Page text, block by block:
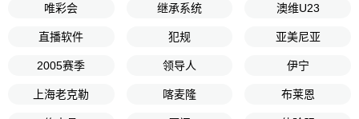
唯彩会 继承系统 澳维U23
直播软件 犯规 亚美尼亚
2005赛季 领导人 伊宁
上海老克勒 喀麦隆 布莱恩